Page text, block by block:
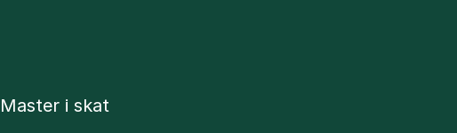
Master i skat